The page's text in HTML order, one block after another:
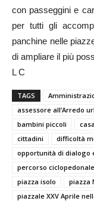
con passeggini e
per tutti gli
panchine nelle
di ampliare il più
L C
TAGS
assessore all’Arredo
bambini piccoli
cittadini
difficoltà
opportunità di dialogo
percorso
piazza isolo
piazza
piazzale XXV Aprile